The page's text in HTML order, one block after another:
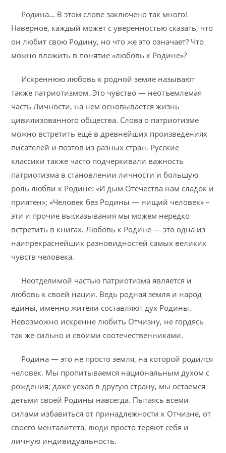
Родина… В этом слове заключено так много!
Наверное, каждый может с уверенностью сказать, что
он любит свою Родину, но что же это означает? Что
можно вложить в понятие «любовь к Родине»?
Искреннюю любовь к родной земле называют
также патриотизмом. Это чувство — неотъемлемая
часть Личности, на нем основывается жизнь
цивилизованного общества. Слова о патриотизме
можно встретить ещё в древнейших произведениях
писателей и поэтов из разных стран. Русские
классики также часто подчеркивали важность
патриотизма в становлении личности и большую
роль любви к Родине: «И дым Отечества нам сладок и
приятен»; «Человек без Родины — нищий человек» –
эти и прочие высказывания мы можем нередко
встретить в книгах. Любовь к Родине — это одна из
наипрекраснейших разновидностей самых великих
чувств человека.
Неотделимой частью патриотизма является и
любовь к своей нации. Ведь родная земля и народ
едины, именно жители составляют дух Родины.
Невозможно искренне любить Отчизну, не гордясь
так же сильно и своими соотечественниками.
Родина — это не просто земля, на которой родился
человек. Мы пропитываемся национальным духом с
рождения; даже уехав в другую страну, мы остаемся
детьми своей Родины навсегда. Пытаясь всеми
силами избавиться от принадлежности к Отчизне, от
своего менталитета, люди просто теряют себя и
личную индивидуальность.